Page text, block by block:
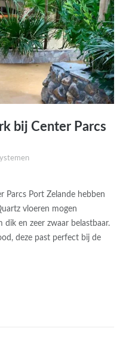
bij Center Parcs
Parcs Port Zelande hebben
vloeren mogen
dik en zeer zwaar belastbaar.
deze past perfect bij de